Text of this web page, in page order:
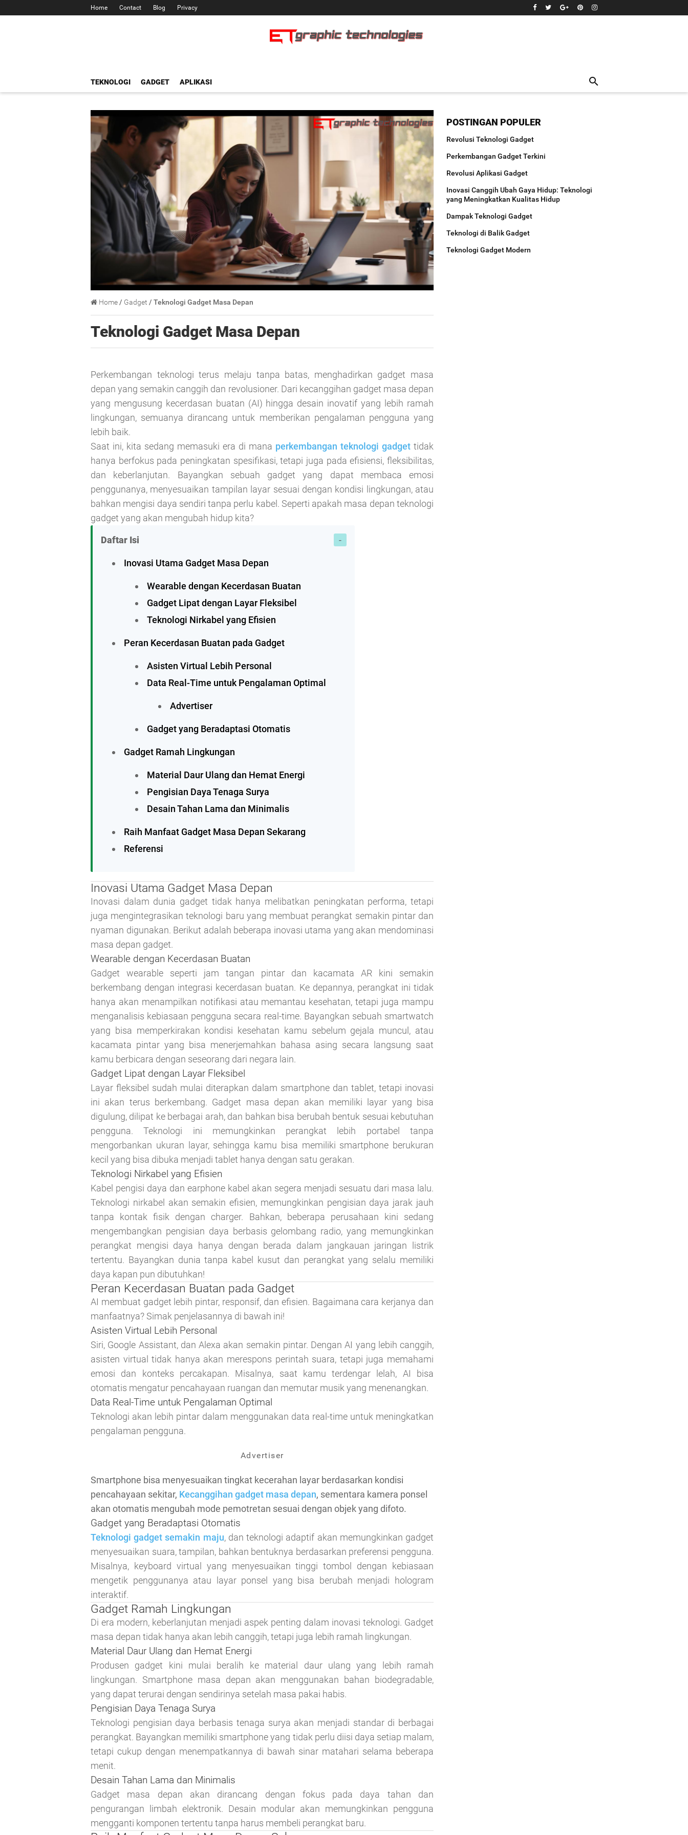
Home Contact Blog Privacy
TEKNOLOGI GADGET APLIKASI search
Home / Gadget / Teknologi Gadget Masa Depan
Teknologi Gadget Masa Depan
Perkembangan teknologi terus melaju tanpa batas, menghadirkan gadget masa
depan yang semakin canggih dan revolusioner. Dari kecanggihan gadget masa depan
yang mengusung kecerdasan buatan (AI) hingga desain inovatif yang lebih ramah
lingkungan, semuanya dirancang untuk memberikan pengalaman pengguna yang
lebih baik.
Saat ini, kita sedang memasuki era di mana perkembangan teknologi gadget tidak
hanya berfokus pada peningkatan spesifikasi, tetapi juga pada efisiensi, fleksibilitas,
dan keberlanjutan. Bayangkan sebuah gadget yang dapat membaca emosi
penggunanya, menyesuaikan tampilan layar sesuai dengan kondisi lingkungan, atau
bahkan mengisi daya sendiri tanpa perlu kabel. Seperti apakah masa depan teknologi
gadget yang akan mengubah hidup kita?
Daftar Isi
Inovasi Utama Gadget Masa Depan
Wearable dengan Kecerdasan Buatan
Gadget Lipat dengan Layar Fleksibel
Teknologi Nirkabel yang Efisien
Peran Kecerdasan Buatan pada Gadget
Asisten Virtual Lebih Personal
Data Real-Time untuk Pengalaman Optimal
Advertiser
Gadget yang Beradaptasi Otomatis
Gadget Ramah Lingkungan
Material Daur Ulang dan Hemat Energi
Pengisian Daya Tenaga Surya
Desain Tahan Lama dan Minimalis
Raih Manfaat Gadget Masa Depan Sekarang
Referensi
Inovasi Utama Gadget Masa Depan
Inovasi dalam dunia gadget tidak hanya melibatkan peningkatan performa, tetapi
juga mengintegrasikan teknologi baru yang membuat perangkat semakin pintar dan
nyaman digunakan. Berikut adalah beberapa inovasi utama yang akan mendominasi
masa depan gadget.
Wearable dengan Kecerdasan Buatan
Gadget wearable seperti jam tangan pintar dan kacamata AR kini semakin
berkembang dengan integrasi kecerdasan buatan. Ke depannya, perangkat ini tidak
hanya akan menampilkan notifikasi atau memantau kesehatan, tetapi juga mampu
menganalisis kebiasaan pengguna secara real-time. Bayangkan sebuah smartwatch
yang bisa memperkirakan kondisi kesehatan kamu sebelum gejala muncul, atau
kacamata pintar yang bisa menerjemahkan bahasa asing secara langsung saat
kamu berbicara dengan seseorang dari negara lain.
Gadget Lipat dengan Layar Fleksibel
Layar fleksibel sudah mulai diterapkan dalam smartphone dan tablet, tetapi inovasi
ini akan terus berkembang. Gadget masa depan akan memiliki layar yang bisa
digulung, dilipat ke berbagai arah, dan bahkan bisa berubah bentuk sesuai kebutuhan
pengguna. Teknologi ini memungkinkan perangkat lebih portabel tanpa
mengorbankan ukuran layar, sehingga kamu bisa memiliki smartphone berukuran
kecil yang bisa dibuka menjadi tablet hanya dengan satu gerakan.
Teknologi Nirkabel yang Efisien
Kabel pengisi daya dan earphone kabel akan segera menjadi sesuatu dari masa lalu.
Teknologi nirkabel akan semakin efisien, memungkinkan pengisian daya jarak jauh
tanpa kontak fisik dengan charger. Bahkan, beberapa perusahaan kini sedang
mengembangkan pengisian daya berbasis gelombang radio, yang memungkinkan
perangkat mengisi daya hanya dengan berada dalam jangkauan jaringan listrik
tertentu. Bayangkan dunia tanpa kabel kusut dan perangkat yang selalu memiliki
daya kapan pun dibutuhkan!
Peran Kecerdasan Buatan pada Gadget
AI membuat gadget lebih pintar, responsif, dan efisien. Bagaimana cara kerjanya dan
manfaatnya? Simak penjelasannya di bawah ini!
Asisten Virtual Lebih Personal
Siri, Google Assistant, dan Alexa akan semakin pintar. Dengan AI yang lebih canggih,
asisten virtual tidak hanya akan merespons perintah suara, tetapi juga memahami
emosi dan konteks percakapan. Misalnya, saat kamu terdengar lelah, AI bisa
otomatis mengatur pencahayaan ruangan dan memutar musik yang menenangkan.
Data Real-Time untuk Pengalaman Optimal
Teknologi akan lebih pintar dalam menggunakan data real-time untuk meningkatkan
pengalaman pengguna.
Advertiser
Smartphone bisa menyesuaikan tingkat kecerahan layar berdasarkan kondisi
pencahayaan sekitar, Kecanggihan gadget masa depan, sementara kamera ponsel
akan otomatis mengubah mode pemotretan sesuai dengan objek yang difoto.
Gadget yang Beradaptasi Otomatis
Teknologi gadget semakin maju, dan teknologi adaptif akan memungkinkan gadget
menyesuaikan suara, tampilan, bahkan bentuknya berdasarkan preferensi pengguna.
Misalnya, keyboard virtual yang menyesuaikan tinggi tombol dengan kebiasaan
mengetik penggunanya atau layar ponsel yang bisa berubah menjadi hologram
interaktif.
Gadget Ramah Lingkungan
Di era modern, keberlanjutan menjadi aspek penting dalam inovasi teknologi. Gadget
masa depan tidak hanya akan lebih canggih, tetapi juga lebih ramah lingkungan.
Material Daur Ulang dan Hemat Energi
Produsen gadget kini mulai beralih ke material daur ulang yang lebih ramah
lingkungan. Smartphone masa depan akan menggunakan bahan biodegradable,
yang dapat terurai dengan sendirinya setelah masa pakai habis.
Pengisian Daya Tenaga Surya
Teknologi pengisian daya berbasis tenaga surya akan menjadi standar di berbagai
perangkat. Bayangkan memiliki smartphone yang tidak perlu diisi daya setiap malam,
tetapi cukup dengan menempatkannya di bawah sinar matahari selama beberapa
menit.
Desain Tahan Lama dan Minimalis
Gadget masa depan akan dirancang dengan fokus pada daya tahan dan
pengurangan limbah elektronik. Desain modular akan memungkinkan pengguna
mengganti komponen tertentu tanpa harus membeli perangkat baru.
POSTINGAN POPULER
Revolusi Teknologi Gadget
Perkembangan Gadget Terkini
Revolusi Aplikasi Gadget
Inovasi Canggih Ubah Gaya Hidup: Teknologi
yang Meningkatkan Kualitas Hidup
Dampak Teknologi Gadget
Teknologi di Balik Gadget
Teknologi Gadget Modern